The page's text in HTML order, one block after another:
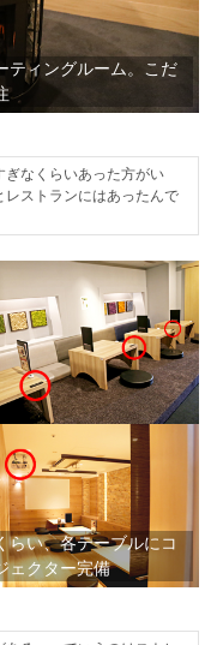
ティングルーム。こだ
ぎなくらいあった方がい
レストランにはあったんで
らい、各テーブルにコ
ェクター完備